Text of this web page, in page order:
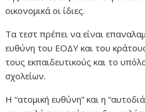
οικονομικά οι ίδιες.
Τα τεστ πρέπει να είναι
ευθύνη του ΕΟΔΥ και του
τους εκπαιδευτικούς και το
σχολείων.
Η “ατομική ευθύνη” και η